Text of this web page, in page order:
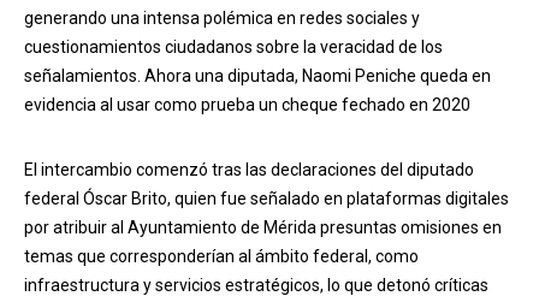
generando una intensa polémica en redes sociales y
cuestionamientos ciudadanos sobre la veracidad de los
señalamientos. Ahora una diputada, Naomi Peniche queda en
evidencia al usar como prueba un cheque fechado en 2020
El intercambio comenzó tras las declaraciones del diputado
federal Óscar Brito, quien fue señalado en plataformas digitales
por atribuir al Ayuntamiento de Mérida presuntas omisiones en
temas que corresponderían al ámbito federal, como
infraestructura y servicios estratégicos, lo que detonó críticas